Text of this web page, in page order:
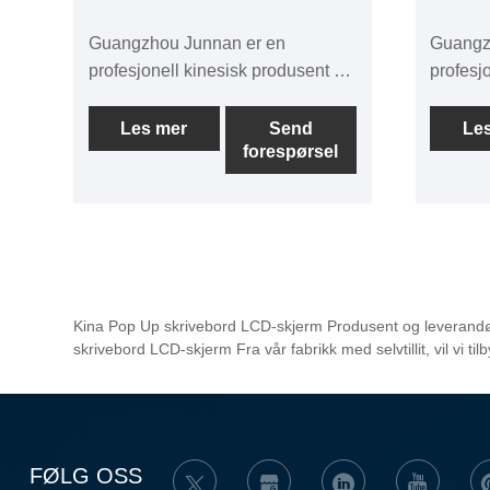
Guangzhou Junnan er en
profesjonell kinesisk produsent og
papirløse møtesystemer.
Uttrekkbart motorisert
skjermløftebord for papirløse
intelligent integrert multifunksjon,
møtepålogging, møteagenda,
med to skjermer, stemmegivning,
Les mer
Send
forespørsel
i Kina
LCD-
utstyrt
Kina Pop Up skrivebord LCD-skjerm Produsent og
skrivebord LCD-skjerm Fra vår fabrikk med selvtillit, vil vi
FØLG OSS